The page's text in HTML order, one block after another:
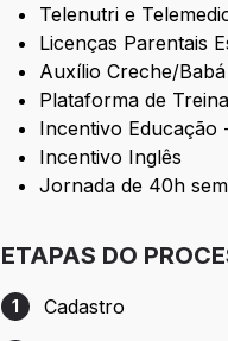
Telenutri e
Licenças Parentais
Auxílio Creche/
Plataforma de
Incentivo Educação
Incentivo Inglês
Jornada de 40h
ETAPAS DO
Etapa 1: Cadastro
1 Cadastro